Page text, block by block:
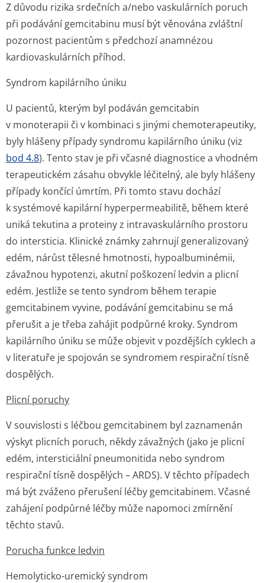
Z důvodu rizika srdečních a/nebo vaskulárních poruch
při podávání gemcitabinu musí být věnována zvláštní
pozornost pacientům s předchozí anamnézou
kardiovaskulárních příhod.
Syndrom kapilárního úniku
U pacientů, kterým byl podáván gemcitabin
v monoterapii či v kombinaci s jinými chemoterapeutiky,
byly hlášeny případy syndromu kapilárního úniku (viz
bod 4.8). Tento stav je při včasné diagnostice a vhodném
terapeutickém zásahu obvykle léčitelný, ale byly hlášeny
případy končící úmrtím. Při tomto stavu dochází
k systémové kapilární hyperpermeabilitě, během které
uniká tekutina a proteiny z intravaskulárního prostoru
do intersticia. Klinické známky zahrnují generalizovaný
edém, nárůst tělesné hmotnosti, hypoalbuminémii,
závažnou hypotenzi, akutní poškození ledvin a plicní
edém. Jestliže se tento syndrom během terapie
gemcitabinem vyvine, podávání gemcitabinu se má
přerušit a je třeba zahájit podpůrné kroky. Syndrom
kapilárního úniku se může objevit v pozdějších cyklech a
v literatuře je spojován se syndromem respirační tísně
dospělých.
Plicní poruchy
V souvislosti s léčbou gemcitabinem byl zaznamenán
výskyt plicních poruch, někdy závažných (jako je plicní
edém, intersticiální pneumonitida nebo syndrom
respirační tísně dospělých – ARDS). V těchto případech
má být zváženo přerušení léčby gemcitabinem. Včasné
zahájení podpůrné léčby může napomoci zmírnění
těchto stavů.
Porucha funkce ledvin
Hemolyticko-uremický syndrom